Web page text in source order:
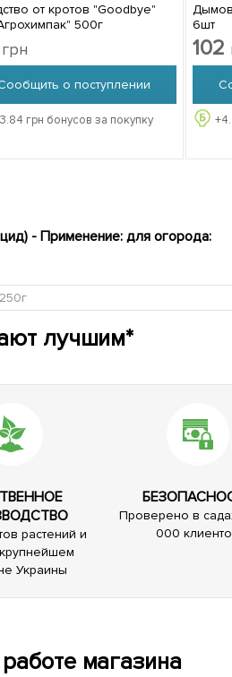
от кротов "Goodbye"
500г
грн
о поступлении
3.84 грн бонусов за покупку
6шт
102
+
- Применение: для огорода:
лучшим*
растений и
Украины
Проверено в
000
магазина